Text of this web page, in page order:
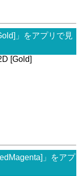
」をアプリで見
[Gold]
」をアプ